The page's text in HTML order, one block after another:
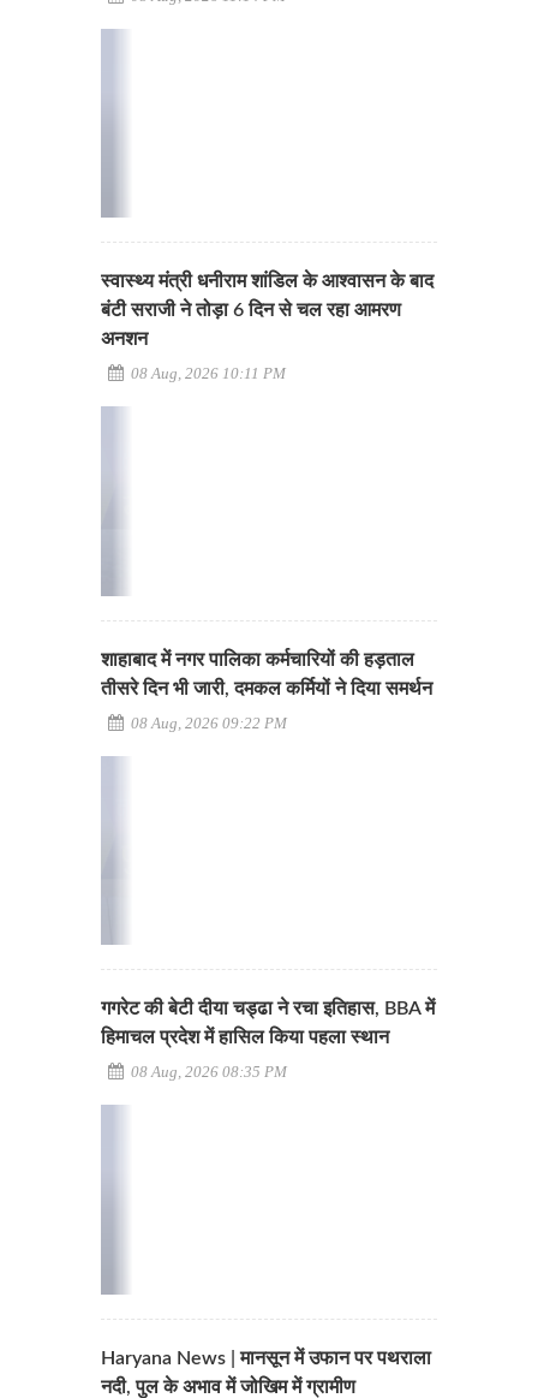
स्वास्थ्य मंत्री धनीराम शांडिल के आश्वासन के बाद
बंटी सराजी ने तोड़ा 6 दिन से चल रहा आमरण
अनशन
08 Aug, 2026 10:11 PM
शाहाबाद में नगर पालिका कर्मचारियों की हड़ताल
तीसरे दिन भी जारी, दमकल कर्मियों ने दिया समर्थन
08 Aug, 2026 09:22 PM
गगरेट की बेटी दीया चड्ढा ने रचा इतिहास, BBA में
हिमाचल प्रदेश में हासिल किया पहला स्थान
08 Aug, 2026 08:35 PM
Haryana News | मानसून में उफान पर पथराला
नदी, पुल के अभाव में जोखिम में ग्रामीण